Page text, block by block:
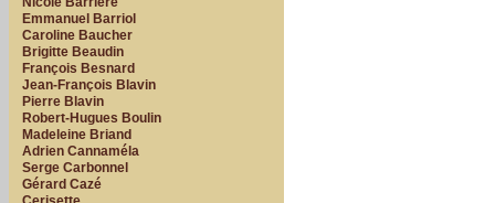
Emmanuel Barriol
Caroline Baucher
Brigitte Beaudin
François Besnard
Jean-François Blavin
Pierre Blavin
Robert-Hugues Boulin
Madeleine Briand
Adrien Cannaméla
Serge Carbonnel
Gérard Cazé